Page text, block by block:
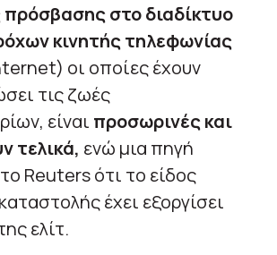
πρόσβασης στο διαδίκτυο
κινητής τηλεφωνίας
οι οποίες έχουν
τις ζωές
είναι προσωρινές και
τελικά, ενώ μια πηγή
Reuters ότι το είδος
έχει εξοργίσει
ελίτ.